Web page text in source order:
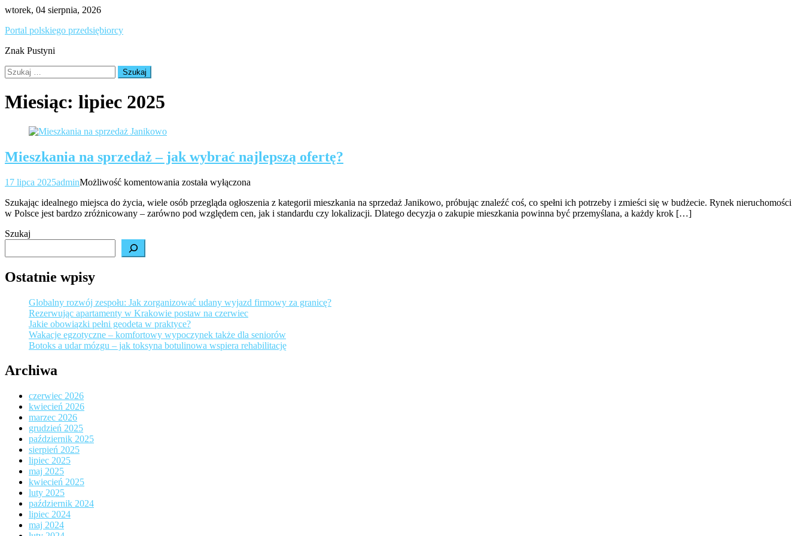
Skip
content
wtorek, 04 sierpnia, 2026
Portal polskiego przedsiębiorcy
Znak Pustyni
Szukaj:
Miesiąc: lipiec 2025
Mieszkania na sprzedaż – jak wybrać najlepszą ofertę?
17 lipca 2025adminMożliwość komentowania Mieszkania
sprzedaż
–
została wyłączona
Szukając idealnego miejsca do życia, wiele osób przegląda ogłoszenia z kategorii mieszkania na sprzedaż Janikowo, próbując znaleźć coś, co spełni ich potrzeby i zmieści się w budżecie. Rynek nieruchomości
w Polsce jest bardzo zróżnicowany – zarówno pod względem cen, jak i standardu czy lokalizacji. Dlatego decyzja o zakupie mieszkania powinna być przemyślana, a każdy krok […]
Szukaj
Ostatnie wpisy
Globalny rozwój zespołu: Jak zorganizować udany wyjazd firmowy za granicę?
Rezerwując apartamenty w Krakowie postaw na czerwiec
Jakie obowiązki pełni geodeta w praktyce?
Wakacje egzotyczne – komfortowy wypoczynek także dla seniorów
Botoks a udar mózgu – jak toksyna botulinowa wspiera rehabilitację
Archiwa
czerwiec 2026
kwiecień 2026
marzec 2026
grudzień 2025
październik 2025
sierpień 2025
lipiec 2025
maj 2025
kwiecień 2025
luty 2025
październik 2024
lipiec 2024
maj 2024